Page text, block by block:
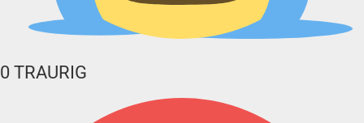
0 TRAURIG